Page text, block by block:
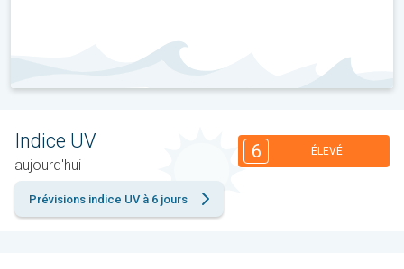
Indice UV
aujourd'hui
6 ÉLEVÉ
Prévisions indice UV à 6 jours